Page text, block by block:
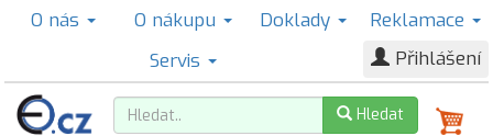
O nás O nákupu Doklady
Reklamace
Servis
Přihlášení
Hledat